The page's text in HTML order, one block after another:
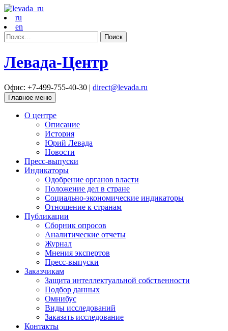
ru
en
Найти:
Левада-Центр
Офис: +7-499-755-40-30 | direct@levada.ru
Главное меню
О центре
Описание
История
Юрий Левада
Новости
Пресс-выпуски
Индикаторы
Одобрение органов власти
Положение дел в стране
Социально-экономические индикаторы
Отношение к странам
Публикации
Сборник опросов
Аналитические отчеты
Журнал
Мнения экспертов
Пресс-выпуски
Заказчикам
Защита интеллектуальной собственности
Подбор данных
Омнибус
Виды исследований
Заказать исследование
Контакты